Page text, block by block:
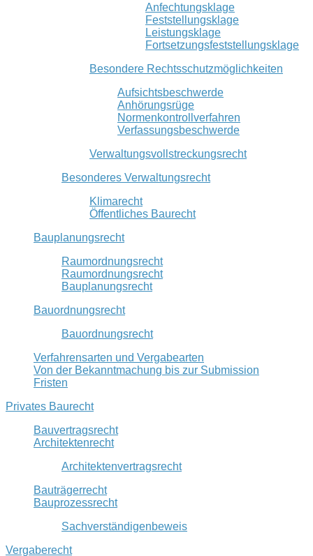
Anfechtungsklage
Feststellungsklage
Leistungsklage
Fortsetzungsfeststellungsklage
Besondere Rechtsschutzmöglichkeiten
Aufsichtsbeschwerde
Anhörungsrüge
Normenkontrollverfahren
Verfassungsbeschwerde
Verwaltungsvollstreckungsrecht
Besonderes Verwaltungsrecht
Klimarecht
Öffentliches Baurecht
Bauplanungsrecht
Raumordnungsrecht
Raumordnungsrecht
Bauplanungsrecht
Bauordnungsrecht
Bauordnungsrecht
Verfahrensarten und Vergabearten
Von der Bekanntmachung bis zur Submission
Fristen
Privates Baurecht
Bauvertragsrecht
Architektenrecht
Architektenvertragsrecht
Bauträgerrecht
Bauprozessrecht
Sachverständigenbeweis
Vergaberecht